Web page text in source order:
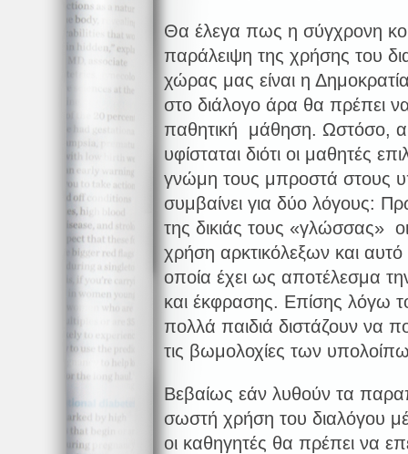
Θα έλεγα πως η σύγχρονη
παράλειψη της χρήσης του
χώρας μας είναι η
στο διάλογο άρα θα πρέπει
παθητική μάθηση. Ωστόσο,
υφίσταται διότι οι μαθητές
γνώμη τους μπροστά στους
συμβαίνει για δύο λόγους:
της δικιάς τους «γλώσσας»
χρήση αρκτικόλεξων και
οποία έχει ως αποτέλεσμα
και έκφρασης. Επίσης λόγω
πολλά παιδιά διστάζουν να
τις βωμολοχίες των
Βεβαίως εάν λυθούν τα
σωστή χρήση του διαλόγου
οι καθηγητές θα πρέπει να